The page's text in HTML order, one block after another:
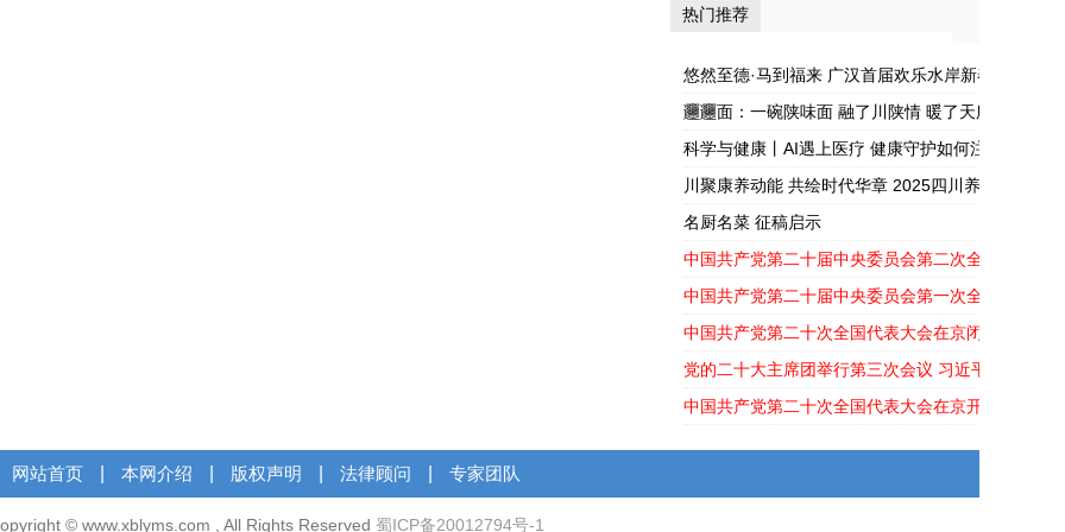
张开杰走进蓉漂
之...
力？
热门推荐
悠然至德·马到福来 广汉首届欢乐水岸新春嘉年华盛
𰻞𰻞面：一碗陕味面 融了川陕情 暖了天府胃
科学与健康丨AI遇上医疗 健康守护如何注入新活力
川聚康养动能 共绘时代华章 2025四川养生产业大
幕
名厨名菜 征稿启示
中国共产党第二十届中央委员会第二次全体会议公报
中国共产党第二十届中央委员会第一次全体会议公报
中国共产党第二十次全国代表大会在京闭幕
党的二十大主席团举行第三次会议 习近平主持会议
中国共产党第二十次全国代表大会在京开幕
网站首页 本网介绍 版权声明 法律顾问 专家团队
© www.xblyms.com , All Rights Reserved 蜀ICP备20012794号-1